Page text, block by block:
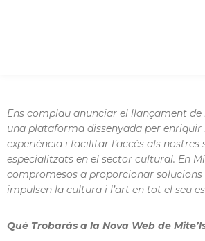
Mite’ls: La
Ens complau anunciar el llançament de
una plataforma dissenyada per enriquir
experiència i facilitar l’accés als nostres
especialitzats en el sector cultural. En
compromesos a proporcionar
impulsen la cultura i l’art en tot el seu
Què Trobaràs a la Nova Web de